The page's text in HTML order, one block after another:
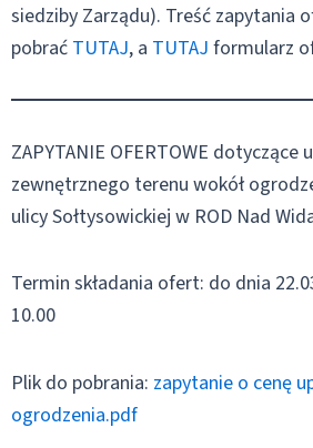
siedziby Zarządu). Treść zapytania
pobrać TUTAJ, a TUTAJ formularz
ZAPYTANIE OFERTOWE dotyczące
zewnętrznego terenu wokół
ulicy Sołtysowickiej w ROD Nad
Termin składania ofert: do dnia
10.00
Plik do pobrania: zapytanie o cenę
ogrodzenia.pdf